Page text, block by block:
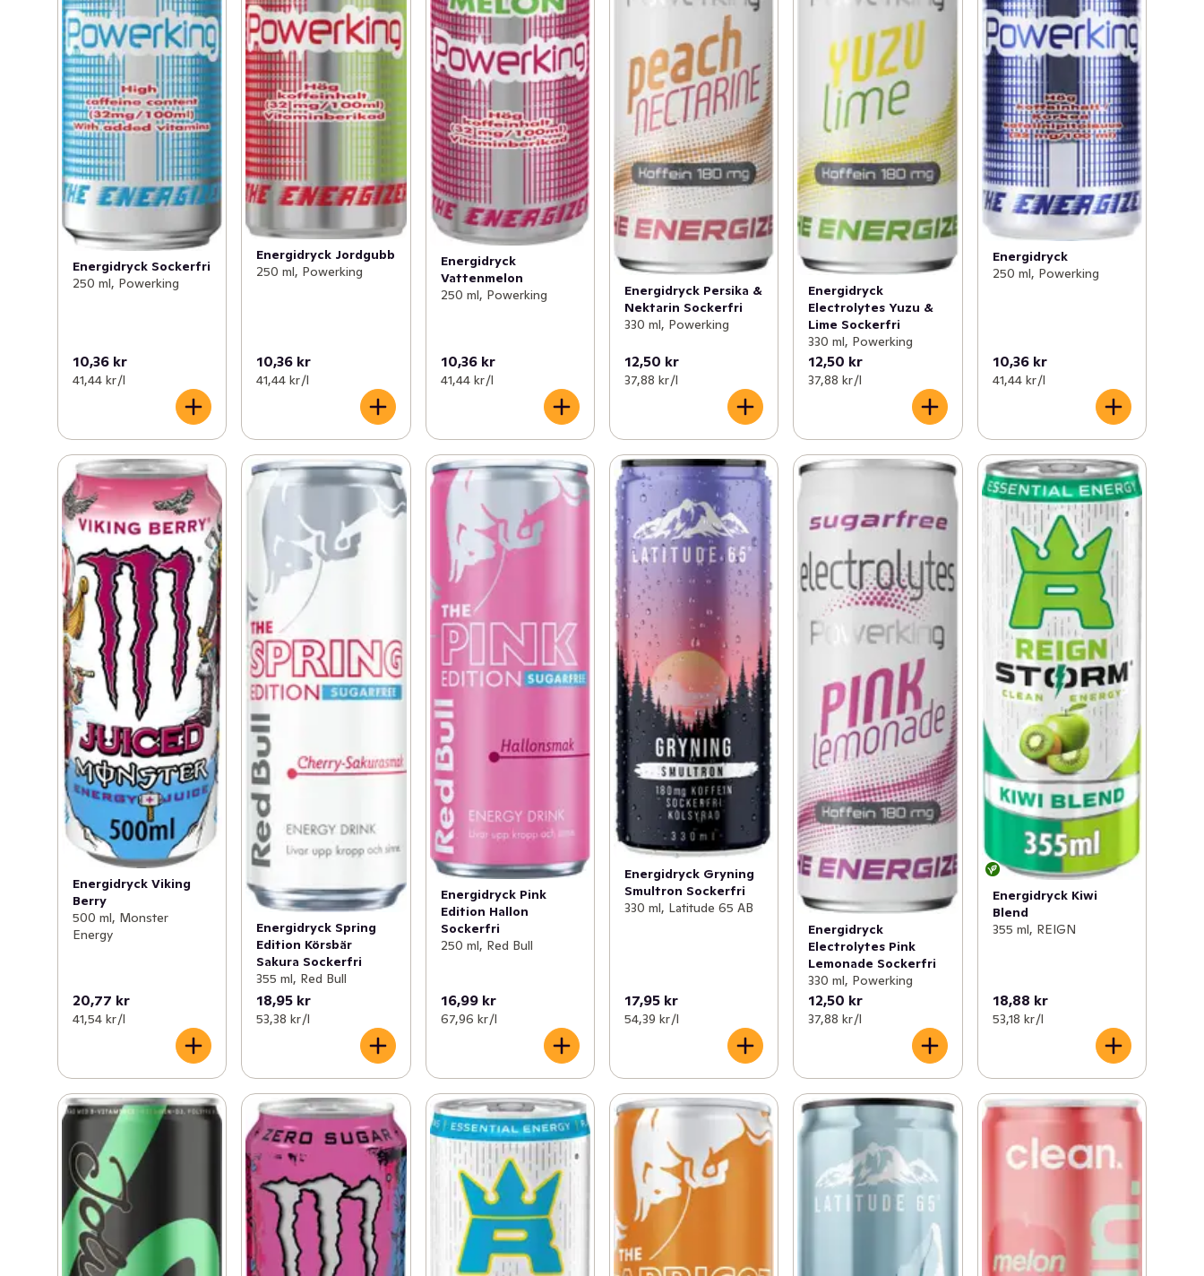
Energidryck Sockerfri
250 ml, Powerking
10,36 kr
41,44 kr /l
Energidryck Jordgubb
250 ml, Powerking
10,36 kr
41,44 kr /l
Energidryck
Vattenmelon
250 ml, Powerking
10,36 kr
41,44 kr /l
Energidryck Persika &
Nektarin Sockerfri
330 ml, Powerking
12,50 kr
37,88 kr /l
Energidryck
Electrolytes Yuzu &
Lime Sockerfri
330 ml, Powerking
12,50 kr
37,88 kr /l
Energidryck
250 ml, Powerking
10,36 kr
41,44 kr /l
Energidryck Viking
Berry
500 ml, Monster
Energy
20,77 kr
41,54 kr /l
Energidryck Spring
Edition Körsbär
Sakura Sockerfri
355 ml, Red Bull
18,95 kr
53,38 kr /l
Energidryck Pink
Edition Hallon
Sockerfri
250 ml, Red Bull
16,99 kr
67,96 kr /l
Energidryck Gryning
Smultron Sockerfri
330 ml, Latitude 65 AB
17,95 kr
54,39 kr /l
Energidryck
Electrolytes Pink
Lemonade Sockerfri
330 ml, Powerking
12,50 kr
37,88 kr /l
Energidryck Kiwi
Blend
355 ml, REIGN
18,88 kr
53,18 kr /l